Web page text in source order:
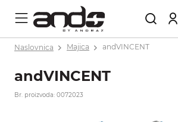
Naslovnica Majica andVINCENT
andVINCENT
Br. proizvoda: 0072023